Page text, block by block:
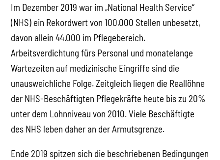
Im Dezember 2019 war im „National Health Service“
(NHS) ein Rekordwert von 100.000 Stellen unbesetzt,
davon allein 44.000 im Pflegebereich.
Arbeitsverdichtung fürs Personal und monatelange
Wartezeiten auf medizinische Eingriffe sind die
unausweichliche Folge. Zeitgleich liegen die Reallöhne
der NHS-Beschäftigten Pflegekräfte heute bis zu 20%
unter dem Lohnniveau von 2010. Viele Beschäftigte
des NHS leben daher an der Armutsgrenze.
Ende 2019 spitzen sich die beschriebenen Bedingungen